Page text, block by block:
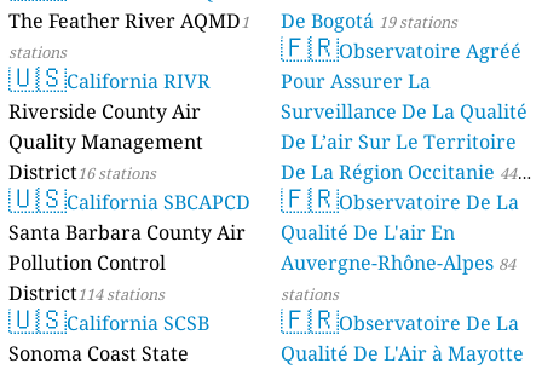
The Feather River AQMD1
stations
🇺🇸California RIVR
Riverside County Air
Quality Management
District16 stations
🇺🇸California SBCAPCD
Santa Barbara County Air
Pollution Control
District114 stations
🇺🇸California SCSB
Sonoma Coast State
De Bogotá 19 stations
🇫🇷Observatoire Agréé
Pour Assurer La
Surveillance De La Qualité
De L’air Sur Le Territoire
De La Région Occitanie 44
stations
🇫🇷Observatoire De La
Qualité De L'air En
Auvergne-Rhône-Alpes 84
stations
🇫🇷Observatoire De La
Qualité De L'Air à Mayotte